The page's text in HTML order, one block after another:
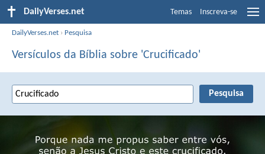
DailyVerses.net Temas Inscreva-se
DailyVerses.net › Pesquisa
Versículos da Bíblia sobre 'Crucificado'